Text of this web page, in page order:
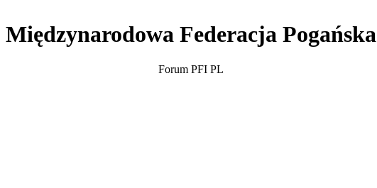
Międzynarodowa Federacja Pogańska
Forum PFI PL